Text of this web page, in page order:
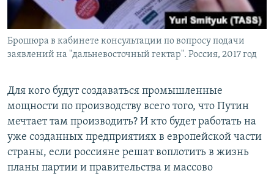
Брошюра в кабинете консультации по вопросу подачи
заявлений на "дальневосточный гектар". Россия, 2017 год
Для кого будут создаваться промышленные
мощности по производству всего того, что Путин
мечтает там производить? И кто будет работать на
уже созданных предприятиях в европейской части
страны, если россияне решат воплотить в жизнь
планы партии и правительства и массово